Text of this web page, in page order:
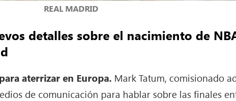
REAL MADRID
detalles sobre el nacimiento de
aterrizar en Europa. Mark Tatum, comisionado
de comunicación para hablar sobre las finales